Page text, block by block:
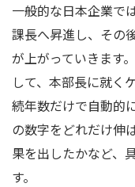
一般的な日本企業で
課長へ昇進し、その
が上がっていきます
して、本部長に就く
続年数だけで自動的
の数字をどれだけ伸
果を出したかなど、
す。